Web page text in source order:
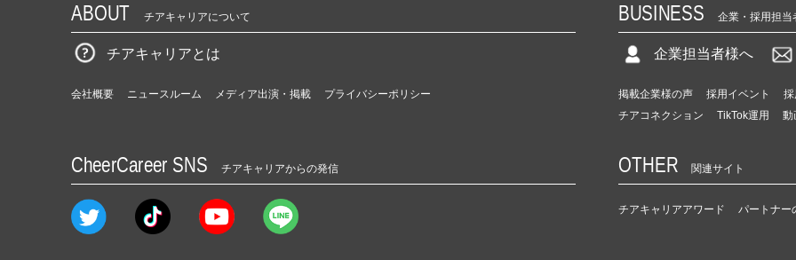
ABOUT チアキャリアについて
チアキャリアとは
会社概要 ニュースルーム メディア出演・掲載 プライバシーポリシー
BUSINESS 企業・採用担当
企業担当者様へ
掲載企業様の声 採用イベント
チアコネクション
TikTok運用 動
CheerCareer SNS チアキャリアからの発信 OTHER 関連サイト
チアキャリアアワード パートナー